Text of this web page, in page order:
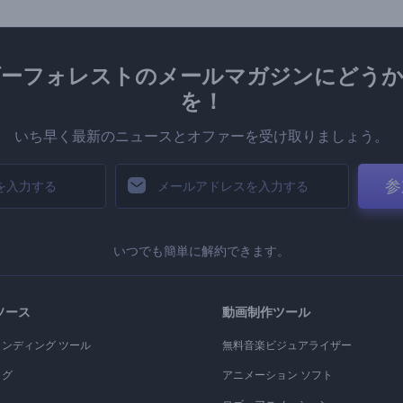
フォレストのメールマガジンにどう
を！
いち早く最新のニュースとオファーを受け取りましょう。
いつでも簡単に解約できます。
ース
ディング ツール
動画制作ツール
無料音楽ビジュアライザー
アニメーション ソフト